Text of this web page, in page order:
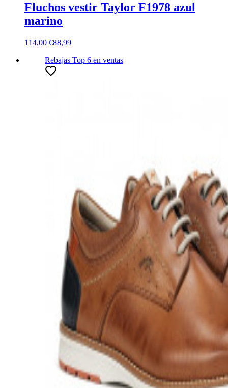
Fluchos vestir Taylor F1978 azul
marino
114,00 €88,99
Rebajas Top 6 en ventas